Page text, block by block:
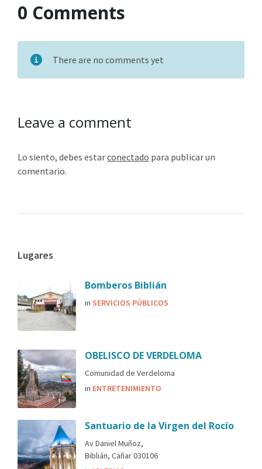
0 Comments
There are no comments yet
Leave a comment
Lo siento, debes estarconectado para publicar un
comentario.
Lugares
Bomberos Biblián
in SERVICIOS PÚBLICOS
OBELISCO DE VERDELOMA
Comunidad de Verdeloma
in ENTRETENIMIENTO
Santuario de la Virgen del Rocío
Av Daniel Muñoz,
Biblián, Cañar 030106